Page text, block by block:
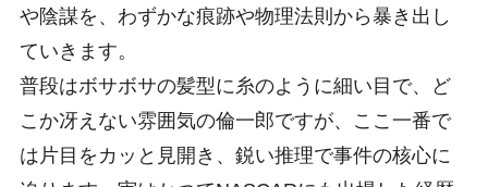
や陰謀を、わずかな痕跡や物理法則から暴き出し
ていきます。
普段はボサボサの髪型に糸のように細い目で、ど
こか冴えない雰囲気の倫一郎ですが、ここ一番で
は片目をカッと見開き、鋭い推理で事件の核心に